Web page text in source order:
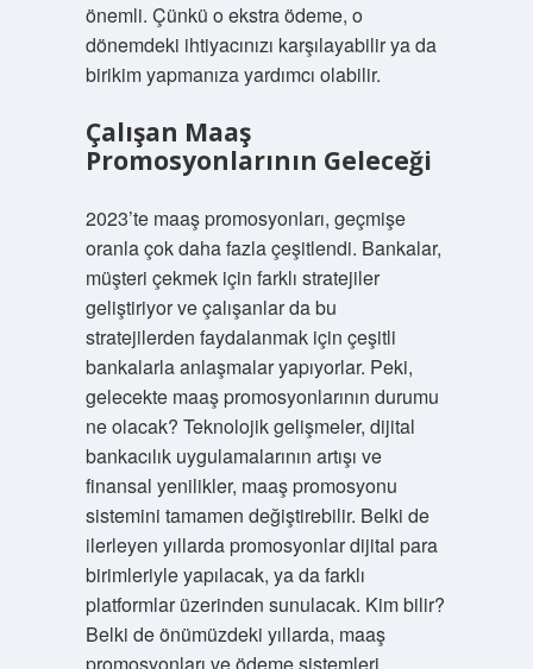
önemli. Çünkü o ekstra ödeme, o
dönemdeki ihtiyacınızı karşılayabilir ya da
birikim yapmanıza yardımcı olabilir.
Çalışan Maaş
Promosyonlarının Geleceği
2023’te maaş promosyonları, geçmişe
oranla çok daha fazla çeşitlendi. Bankalar,
müşteri çekmek için farklı stratejiler
geliştiriyor ve çalışanlar da bu
stratejilerden faydalanmak için çeşitli
bankalarla anlaşmalar yapıyorlar. Peki,
gelecekte maaş promosyonlarının durumu
ne olacak? Teknolojik gelişmeler, dijital
bankacılık uygulamalarının artışı ve
finansal yenilikler, maaş promosyonu
sistemini tamamen değiştirebilir. Belki de
ilerleyen yıllarda promosyonlar dijital para
birimleriyle yapılacak, ya da farklı
platformlar üzerinden sunulacak. Kim bilir?
Belki de önümüzdeki yıllarda, maaş